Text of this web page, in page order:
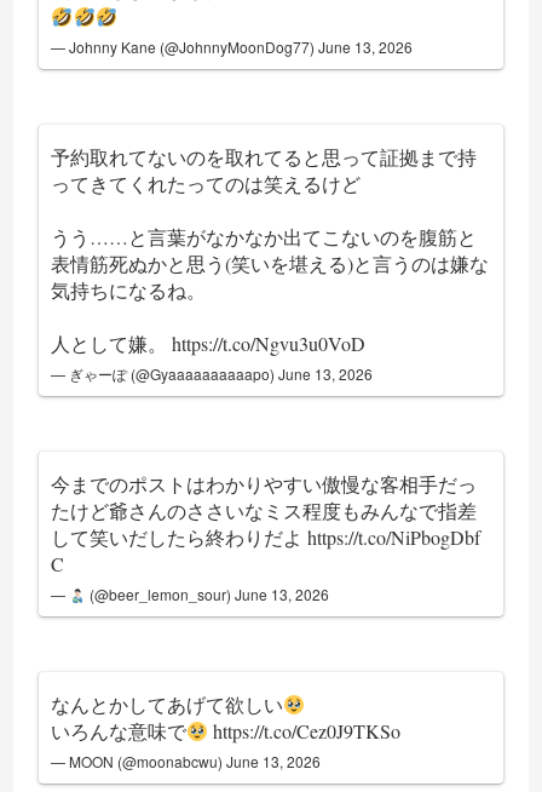
— Johnny Kane (@JohnnyMoonDog77)June 13, 2026
予約取れてないのを取れてると思って証拠まで持
ってきてくれたってのは笑えるけど
うう……と言葉がなかなか出てこないのを腹筋と
表情筋死ぬかと思う(笑いを堪える)と言うのは嫌な
気持ちになるね。
人として嫌。https://t.co/Ngvu3u0VoD
— ぎゃーぽ (@Gyaaaaaaaaaapo)June 13, 2026
今までのポストはわかりやすい傲慢な客相手だっ
たけど爺さんのささいなミス程度もみんなで指差
して笑いだしたら終わりだよhttps://t.co/NiPbogDbf
C
— (@beer_lemon_sour) June 13, 2026
なんとかしてあげて欲しい
いろんな意味で
https://t.co/Cez0J9TKSo
— MOON (@moonabcwu)June 13, 2026